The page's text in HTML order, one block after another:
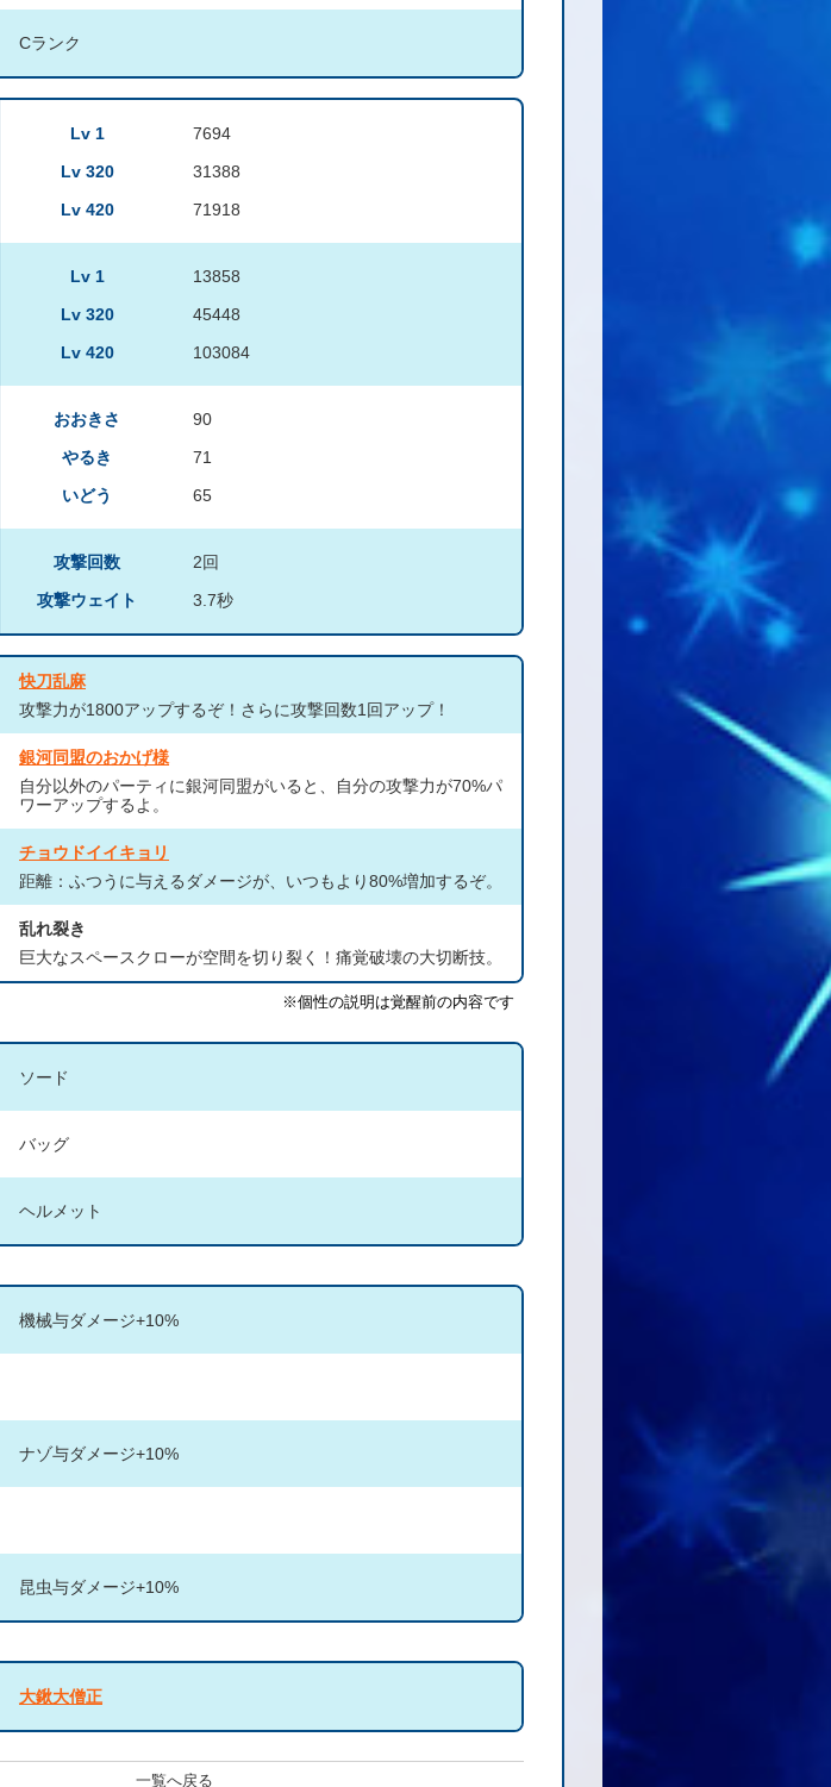
Cランク
Lv 1
Lv 320
Lv 420
7694
31388
71918
Lv 1
Lv 320
Lv 420
13858
45448
103084
おおきさ
やるき
いどう
90
71
65
攻撃回数
攻撃ウェイト
2回
3.7秒
快刀乱麻
攻撃力が1800アップするぞ！さらに攻撃回数1回アップ！
銀河同盟のおかげ様
自分以外のパーティに銀河同盟がいると、自分の攻撃力が70%パ
ワーアップするよ。
チョウドイイキョリ
距離：ふつうに与えるダメージが、いつもより80%増加するぞ。
乱れ裂き
巨大なスペースクローが空間を切り裂く！痛覚破壊の大切断技。
※個性の説明は覚醒前の内容です
ソード
バッグ
ヘルメット
機械与ダメージ+10%
ナゾ与ダメージ+10%
昆虫与ダメージ+10%
大鍬大僧正
一覧へ戻る